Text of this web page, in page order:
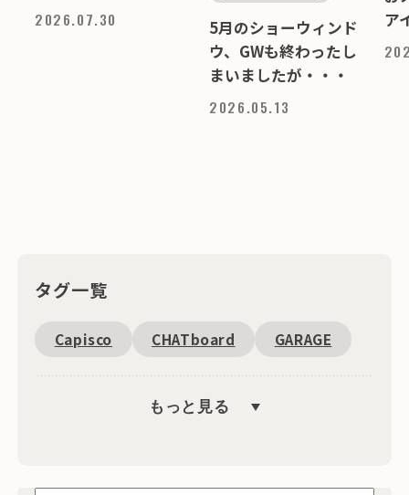
タグ一覧
Capisco CHATboard
GARAGE
Fantoni
恵比寿周辺
SDGs
文具
海外
もっと見る
2026.07.30
5月のショーウィンド
ウ、GWも終わったし
まいましたが・・・
2026.05.13
ア